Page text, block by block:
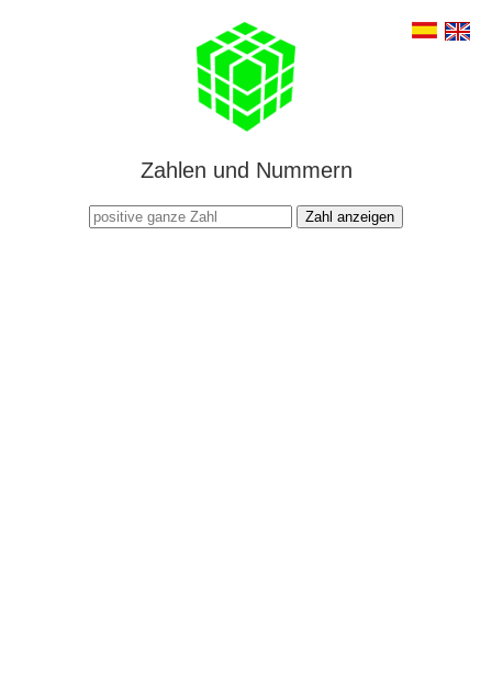
Zahlen und Nummern
Zahl anzeigen